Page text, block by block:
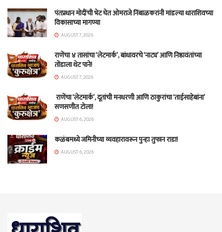
पंतप्रधान मोदींची भेट घेत ओमराजे निंबाळकरांनी मांडल्या धाराशिवच्या
विकासाच्या मागण्या
AUGUST 7, 2026
राणेंचा ४ तासांचा ‘लेटमार्क’, बांधावरचे ‘नाट्य’ आणि निष्ठावंतांच्या
तोंडाला थेट पाने!
AUGUST 7, 2026
राणेंचा ‘लेटमार्क’, दूतांची मनधरणी आणि ठाकुरांचा ‘ताईसाहेबांना’
सणसणीत टोला!
AUGUST 6, 2026
कळंबमध्ये जमिनीच्या व्यवहारावरून पुन्हा तुफान राडा!
AUGUST 6, 2026